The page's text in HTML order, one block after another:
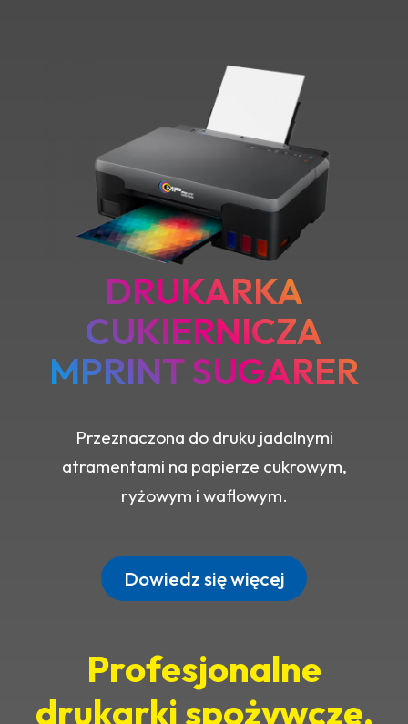
DRUKARKA
CUKIERNICZA
MPRINT SUGARER
Przeznaczona do druku jadalnymi
atramentami na papierze cukrowym,
ryżowym i waflowym.
Dowiedz się więcej
Profesjonalne
drukarki spożywcze,